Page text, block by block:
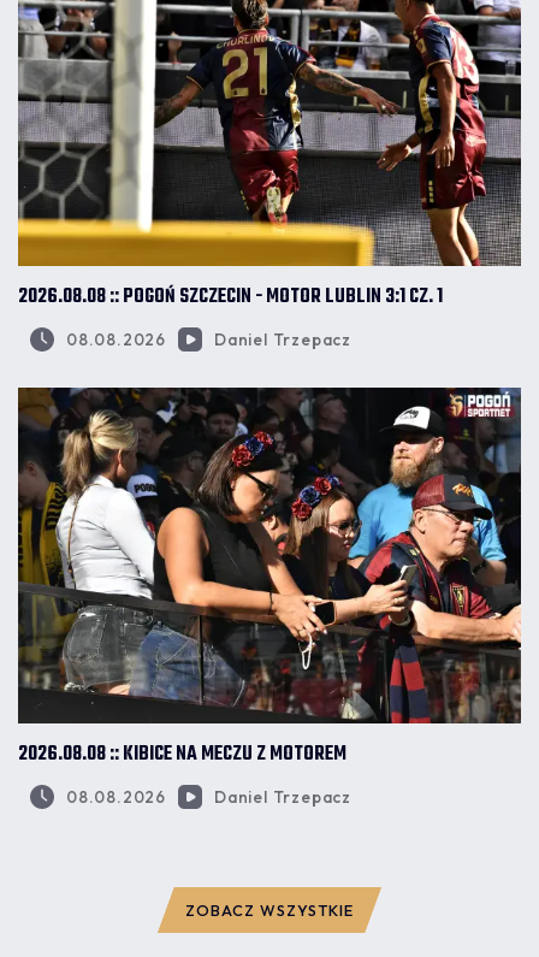
2026.08.08 :: POGOŃ SZCZECIN - MOTOR LUBLIN 3:1 CZ. 1
08.08.2026 Daniel Trzepacz
2026.08.08 :: KIBICE NA MECZU Z MOTOREM
08.08.2026 Daniel Trzepacz
ZOBACZ WSZYSTKIE